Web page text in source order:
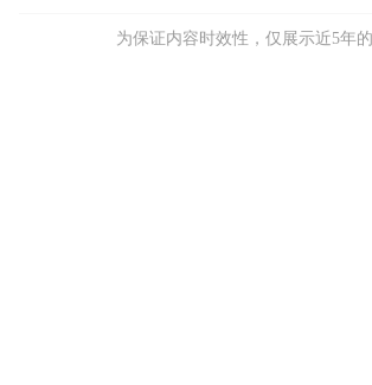
为保证内容时效性，仅展示近5年